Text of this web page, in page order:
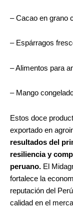
– Cacao en grano
– Espárragos
– Alimentos para
– Mango
Estos doce
exportado en
resultados del
resiliencia y
peruano. El
fortalece la
reputación del
calidad en el